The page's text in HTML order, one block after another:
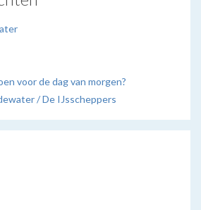
voor de dag van morgen?
/ De IJsscheppers